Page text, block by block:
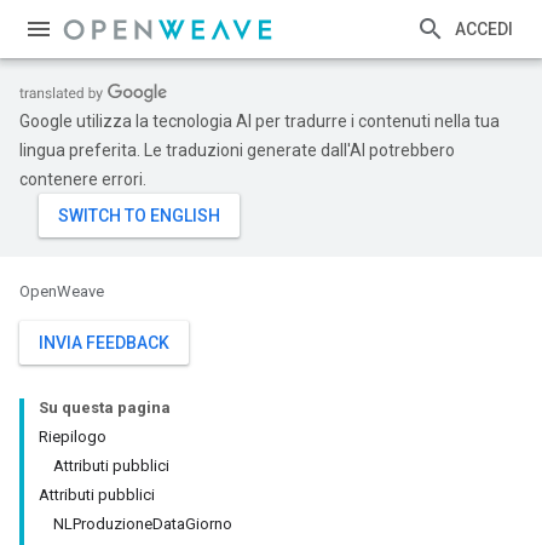
ACCEDI
Google utilizza la tecnologia AI per tradurre i contenuti nella tua
lingua preferita. Le traduzioni generate dall'AI potrebbero
contenere errori.
OpenWeave
INVIA FEEDBACK
Su questa pagina
Riepilogo
Attributi pubblici
Attributi pubblici
NLProduzioneDataGiorno